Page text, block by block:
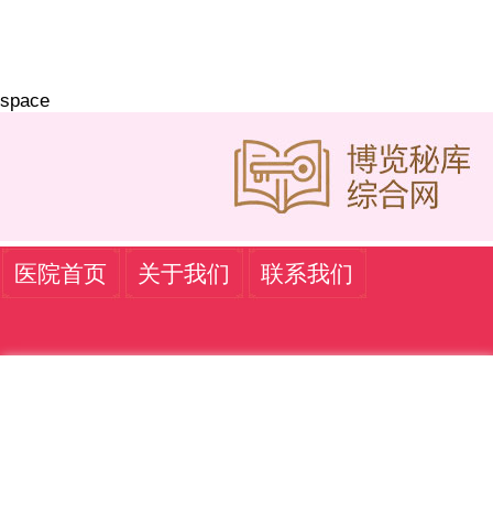
space
医院首页 关于我们 联系我们